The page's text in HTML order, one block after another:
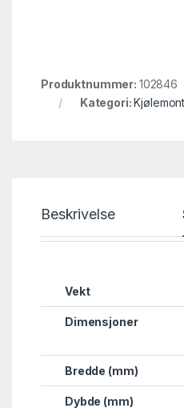
Produktnummer: 102846
Kategori:
Beskrivelse
Vekt
Dimensjoner
Bredde (mm)
Dybde (mm)